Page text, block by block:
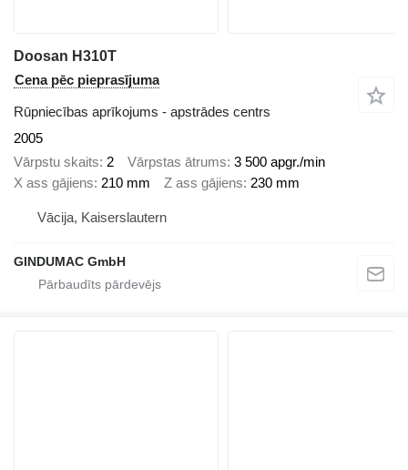
Doosan H310T
Cena pēc pieprasījuma
Rūpniecības aprīkojums - apstrādes centrs
2005
Vārpstu skaits 2 Vārpstas ātrums 3 500 apgr./min
X ass gājiens 210 mm Z ass gājiens 230 mm
Vācija, Kaiserslautern
GINDUMAC GmbH